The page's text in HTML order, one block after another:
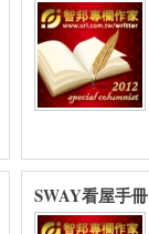
SWAY看屋手